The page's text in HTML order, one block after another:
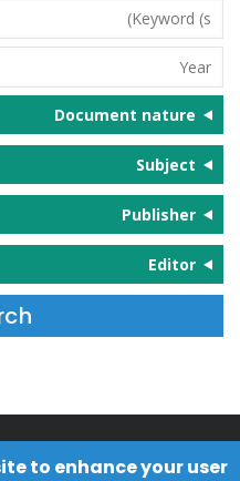
Keyword
(s)
Year
Document nature
Subject
Publisher
Editor
to enhance your user